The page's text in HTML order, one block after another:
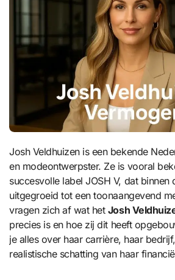
Josh Veldhuizen is een bekende Nederlandse ondernemer
en modeontwerpster. Ze is vooral
succesvolle label JOSH V, dat binnen
uitgegroeid tot een toonaangevend
vragen zich af wat het Josh
precies is en hoe zij dit heeft
je alles over haar carrière, haar
realistische schatting van haar